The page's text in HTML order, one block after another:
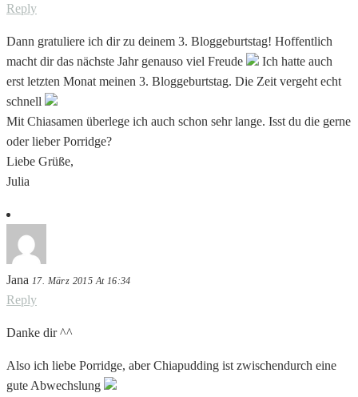
Reply
Dann gratuliere ich dir zu deinem 3. Bloggeburtstag! Hoffentlich
macht dir das nächste Jahr genauso viel Freude
Ich hatte auch
erst letzten Monat meinen 3. Bloggeburtstag. Die Zeit vergeht echt
schnell
Mit Chiasamen überlege ich auch schon sehr lange. Isst du die gerne
oder lieber Porridge?
Liebe Grüße,
Julia
Jana 17. März 2015 At 16:34
Reply
Danke dir ^^
Also ich liebe Porridge, aber Chiapudding ist zwischendurch eine
gute Abwechslung